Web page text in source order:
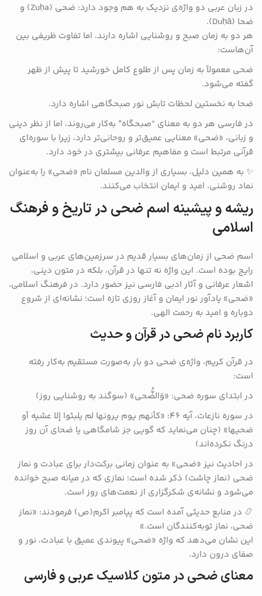
در زبان عربی دو واژه‌ی نزدیک به هم وجود دارد: ضحی (Zuḥa) و
ضحا (Duḥā).
هر دو به زمان صبح و روشنایی اشاره دارند، اما تفاوت ظریفی بین
آن‌هاست:
ضحی معمولاً به زمان پس از طلوع کامل خورشید تا پیش از ظهر
گفته می‌شود.
ضحا به نخستین لحظات تابش نور صبحگاهی اشاره دارد.
در فارسی هر دو به معنای “صبحگاه” به‌کار می‌روند، اما از نظر دینی
و زبانی، «ضحی» معنایی عمیق‌تر و روحانی‌تر دارد، زیرا با سوره‌ای
قرآنی مرتبط است و مفاهیم عرفانی بیشتری در خود دارد.
✨ به همین دلیل، بسیاری از والدین مسلمان نام «ضحی» را به‌عنوان
نماد روشنی، امید و ایمان انتخاب می‌کنند.
ریشه و پیشینه اسم ضحی در تاریخ و فرهنگ
اسلامی
اسم ضحی از زمان‌های بسیار قدیم در سرزمین‌های عربی و اسلامی
رایج بوده است. این واژه نه تنها در قرآن، بلکه در متون دینی،
اشعار عرفانی و آثار ادبی فارسی نیز حضور دارد. در فرهنگ اسلامی،
«ضحی» یادآور نور ایمان و آغاز روزی تازه است؛ نشانه‌ای از شروع
دوباره و امید به رحمت الهی.
کاربرد نام ضحی در قرآن و حدیث
در قرآن کریم، واژه‌ی ضحی دو بار به‌صورت مستقیم به‌کار رفته
است:
در ابتدای سوره ضحی: «وَالضُّحی» (سوگند به روشنایی روز)
در سوره نازعات، آیه ۴۶: «کأنهم یوم یرونها لم یلبثوا إلا عشیه أو
ضحیها» (چنان می‌نماید که گویی جز شامگاهی یا ضحای آن روز
درنگ نکرده‌اند)
در احادیث نیز «ضحی» به عنوان زمانی برکت‌دار برای عبادت و نماز
ضحی (نماز چاشت) ذکر شده است؛ نمازی که در میانه صبح خوانده
می‌شود و نشانه‌ی شکرگزاری از نعمت‌های روز است.
📿 در منابع حدیثی آمده است که پیامبر اکرم(ص) فرمودند: «نماز
ضحی، نماز توبه‌کنندگان است.»
این نشان می‌دهد که واژه «ضحی» پیوندی عمیق با عبادت، نور و
صفای درون دارد.
معنای ضحی در متون کلاسیک عربی و فارسی